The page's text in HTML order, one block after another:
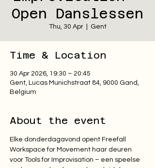
Open Danslessen
Thu, 30 Apr
  |
Gent
Time & Location
30 Apr 2026, 19:30 – 20:45
Gent, Lucas Munichstraat 84, 9000 Gand,
Belgium
About the event
Elke donderdagavond opent Freefall
Workspace for Movement haar deuren
voor Tools for Improvisation – een speelse